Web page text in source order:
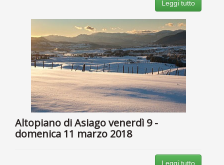
Leggi tutto
Altopiano di Asiago venerdì 9 -
domenica 11 marzo 2018
Leggi tutto